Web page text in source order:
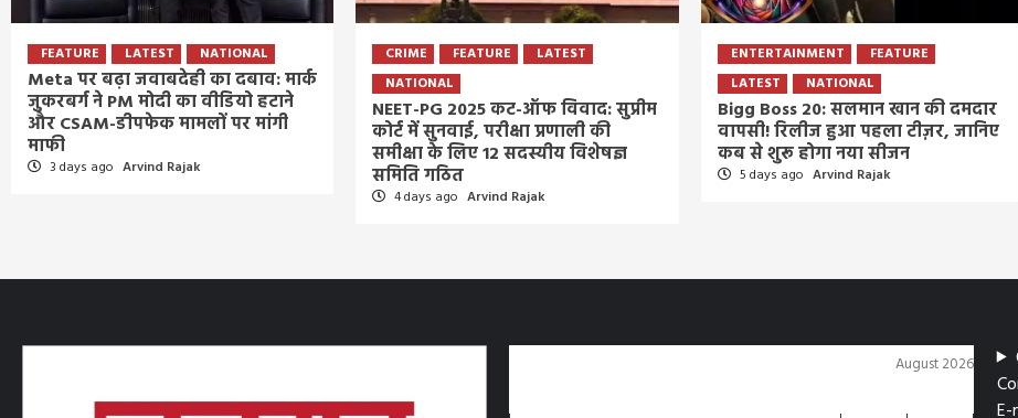
FEATURE LATEST NATIONAL
Meta पर बढ़ा जवाबदेही का दबाव: मार्क
जुकरबर्ग ने PM मोदी का वीडियो हटाने
और CSAM-डीपफेक मामलों पर मांगी
माफी
3 days ago Arvind Rajak
CRIME FEATURE
LATEST
NATIONAL
NEET-PG 2025 कट-ऑफ विवाद: सुप्रीम
कोर्ट में सुनवाई, परीक्षा प्रणाली की
समीक्षा के लिए 12 सदस्यीय विशेषज्ञ
समिति गठित
4 days ago Arvind Rajak
ENTERTAINMENT
FEATURE
LATEST
NATIONAL
Bigg Boss 20: सलमान खान की दमदार
वापसी! रिलीज हुआ पहला टीज़र, जानिए
कब से शुरू होगा नया सीजन
5 days ago Arvind Rajak
August 2026